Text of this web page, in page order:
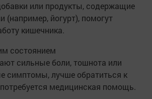
или продукты, содержащие
(например, йогурт), помогут
кишечника.
состоянием
сильные боли, тошнота или
симптомы, лучше обратиться к
медицинская помощь.